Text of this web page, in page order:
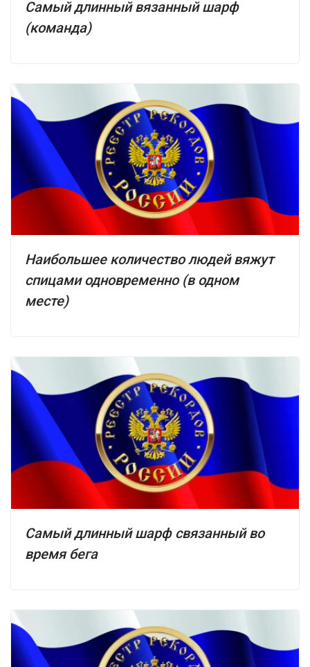
Самый длинный вязанный шарф
(команда)
Наибольшее количество людей вяжут
спицами одновременно (в одном
месте)
Самый длинный шарф связанный во
время бега